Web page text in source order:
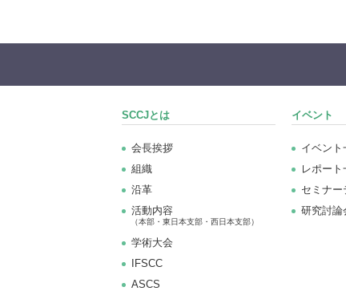
SCCJとは
会長挨拶
組織
沿革
活動内容
（本部・東日本支部・西日本支部）
学術大会
IFSCC
ASCS
イベント
イベント
レポート
セミナー
研究討論